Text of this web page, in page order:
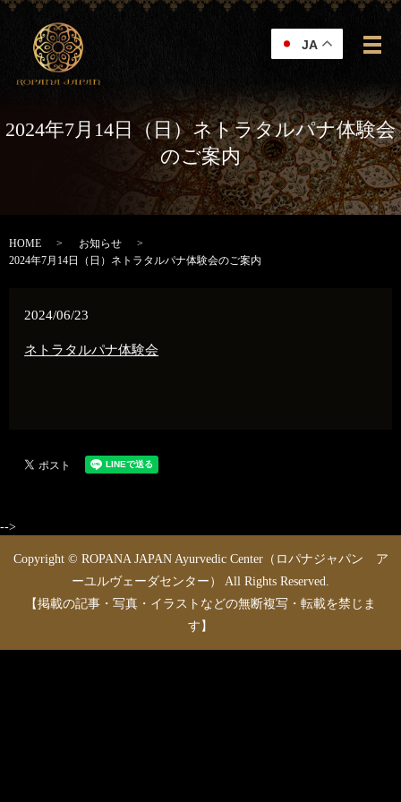
JA メ
2024年7月14日（日）ネトラタルパナ体験会
のご案内
HOME
お知らせ
2024年7月14日（日）ネトラタルパナ体験会のご案内
2024/06/23
ネトラタルパナ体験会
-->
Copyright © ROPANA JAPAN Ayurvedic Center（ロパナジャパン ア
ーユルヴェーダセンター） All Rights Reserved.
【掲載の記事・写真・イラストなどの無断複写・転載を禁じま
す】